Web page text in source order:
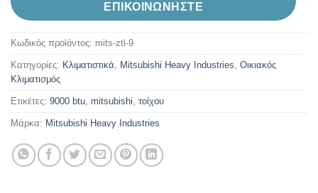
ΕΠΙΚΟΙΝΩΝΗΣΤΕ
Κωδικός προϊόντος: mits-ztl-9
Κατηγορίες: Kλιματιστικά Mitsubishi Heavy Industries Oικιακός
Κλιματισμός
Ετικέτες: 9000 btu mitsubishi τοίχου
Μάρκα: Mitsubishi Heavy Industries